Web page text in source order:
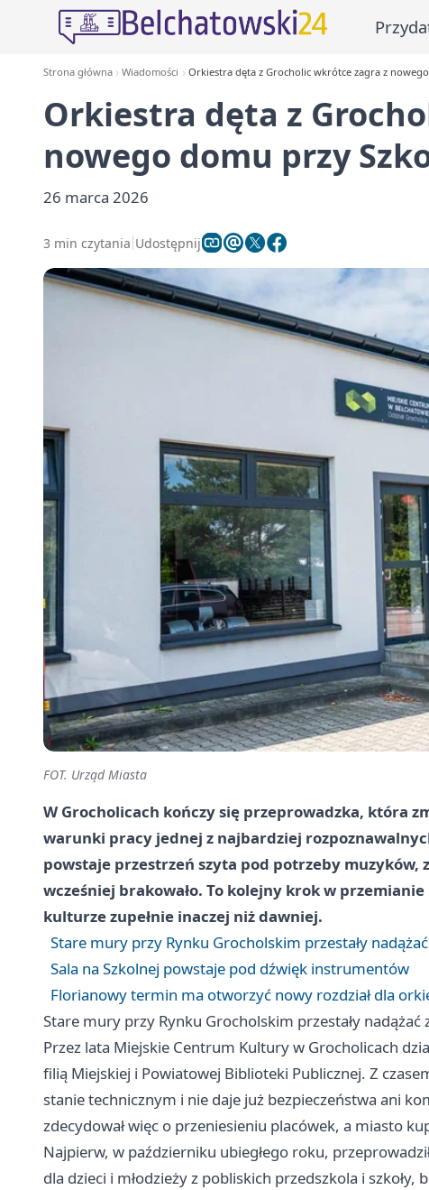
Strona główna Wiadomości Orkiestra dęta z Grocholic wkrótce zagra z
Orkiestra dęta z
nowego domu przy
26 marca 2026
3 min czytania Udostępnij
FOT. Urząd Miasta
W Grocholicach kończy się przeprowadzka, która
warunki pracy jednej z najbardziej
powstaje przestrzeń szyta pod potrzeby muzyków,
wcześniej brakowało. To kolejny krok w
kulturze zupełnie inaczej niż dawniej.
Stare mury przy Rynku Grocholskim przestały
Sala na Szkolnej powstaje pod dźwięk instrumentów
Florianowy termin ma otworzyć nowy rozdział dla
Stare mury przy Rynku Grocholskim przestały nadążać
Przez lata Miejskie Centrum Kultury w Grocholicach
filią Miejskiej i Powiatowej Biblioteki Publicznej. Z
stanie technicznym i nie daje już bezpieczeństwa ani
zdecydował więc o przeniesieniu placówek, a miasto
Najpierw, w październiku ubiegłego roku,
dla dzieci i młodzieży z pobliskich przedszkola i szkoły,